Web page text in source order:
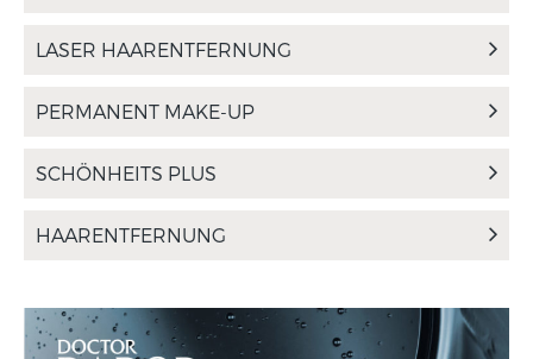
LASER HAARENTFERNUNG
PERMANENT MAKE-UP
SCHÖNHEITS PLUS
HAARENTFERNUNG